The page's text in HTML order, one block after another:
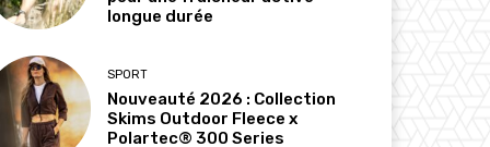
longue durée
SPORT
Nouveauté 2026 : Collection
Skims Outdoor Fleece x
Polartec® 300 Series